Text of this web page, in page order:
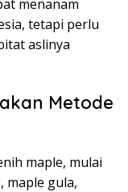
menanam
tetapi perlu
aslinya
Metode
maple, mulai
maple gula,